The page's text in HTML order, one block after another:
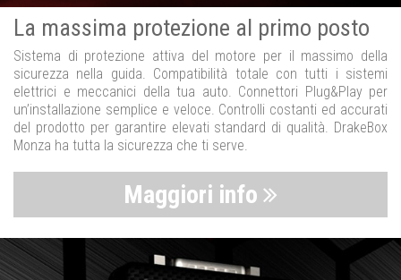
La massima protezione al primo posto
Sistema di protezione attiva del motore per il massimo della
sicurezza nella guida. Compatibilità totale con tutti i sistemi
elettrici e meccanici della tua auto. Connettori Plug&Play per
un’installazione semplice e veloce. Controlli costanti ed accurati
del prodotto per garantire elevati standard di qualità. DrakeBox
Monza ha tutta la sicurezza che ti serve.
Maggiori info